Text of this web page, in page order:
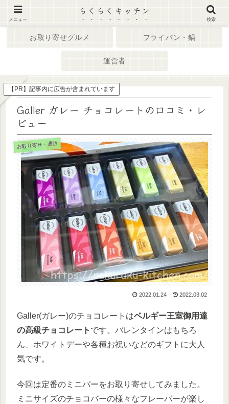
キッチン家電
お取り寄せグルメ フライパン・鍋
運営者
【PR】記事内に広告が含まれています
Galler ガレー チョコレートの口コミ・レ
ビュー
お取り寄せ・通販
2022.01.24 2022.03.02
Galler(ガレー)のチョコレートはベルギー王室御用達
の高級チョコレート です。バレンタインはもちろ
ん、ホワイトデーや各種お祝いなどのギフトに大人
気です。
今回は定番のミニバーをお取り寄せしてみました。
ミニサイズのチョコバーの様々なフレーバーが楽し
メニュー
らくらくキッチン
検索